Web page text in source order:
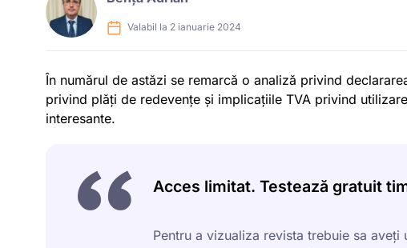
Valabil la 2 ianuarie 2024
În numărul de astăzi se remarcă o analiză privind
privind plăți de redevențe și implicațiile TVA privind
interesante.
Acces limitat. Testează gratuit
Pentru a vizualiza revista trebuie sa